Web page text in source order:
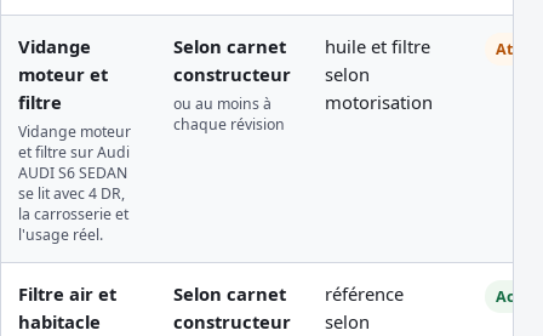
Vidange
moteur et
filtre
Vidange moteur
et filtre sur Audi
AUDI S6 SEDAN
se lit avec 4 DR,
la carrosserie et
l'usage réel.
Selon carnet
constructeur
ou au moins à
chaque révision
huile et filtre
selon
motorisation
Filtre air et
habitacle
Selon carnet
constructeur
référence
selon